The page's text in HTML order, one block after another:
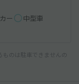
ー
中型車
のは駐車できませんの